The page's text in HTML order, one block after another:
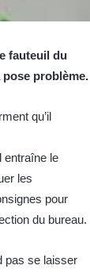
fauteuil du
pose problème.
qu’il
entraîne le
les
pour
du bureau.
pas se laisser